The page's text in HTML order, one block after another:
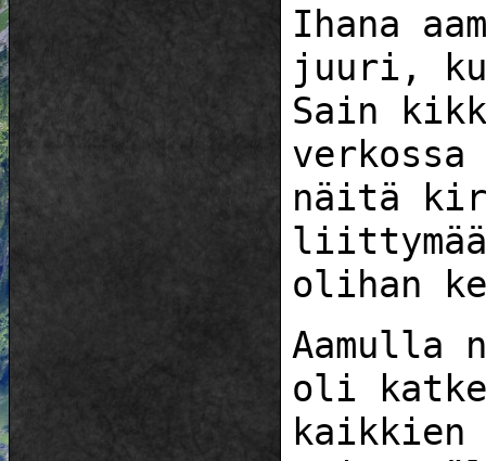
Ihana
juuri,
Sain
näitä
olihan
oli